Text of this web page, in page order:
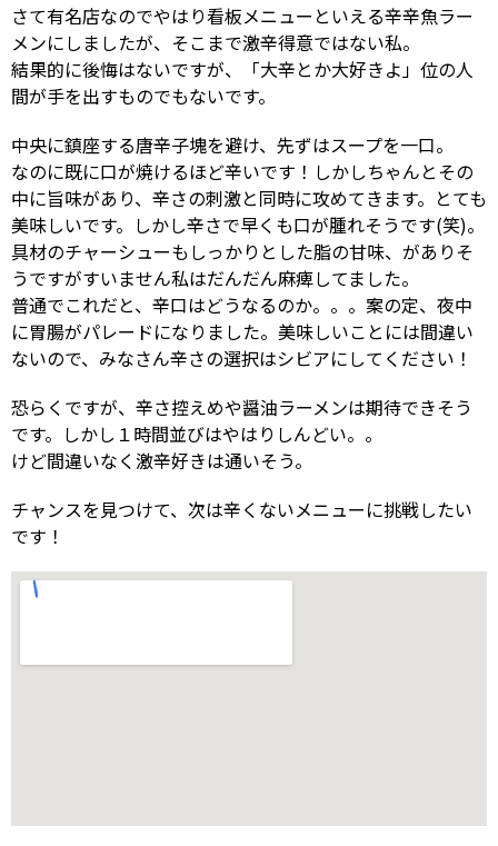
さて有名店なのでやはり看板メニューといえる辛辛魚ラー
メンにしましたが、そこまで激辛得意ではない私。
結果的に後悔はないですが、「大辛とか大好きよ」位の人
間が手を出すものでもないです。
中央に鎮座する唐辛子塊を避け、先ずはスープを一口。
なのに既に口が焼けるほど辛いです！しかしちゃんとその
中に旨味があり、辛さの刺激と同時に攻めてきます。とても
美味しいです。しかし辛さで早くも口が腫れそうです(笑)。
具材のチャーシューもしっかりとした脂の甘味、がありそ
うですがすいません私はだんだん麻痺してました。
普通でこれだと、辛口はどうなるのか。。。案の定、夜中
に胃腸がパレードになりました。美味しいことには間違い
ないので、みなさん辛さの選択はシビアにしてください！
恐らくですが、辛さ控えめや醤油ラーメンは期待できそう
です。しかし１時間並びはやはりしんどい。。
けど間違いなく激辛好きは通いそう。
チャンスを見つけて、次は辛くないメニューに挑戦したい
です！